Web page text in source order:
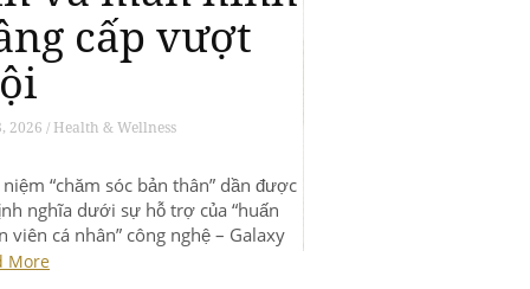
wellness
minh
2025 / Health & Wellness
niệm “chăm sóc bản thân” dần được
nghĩa dưới sự hỗ trợ của “huấn
viên cá nhân” công nghệ – Galaxy
More